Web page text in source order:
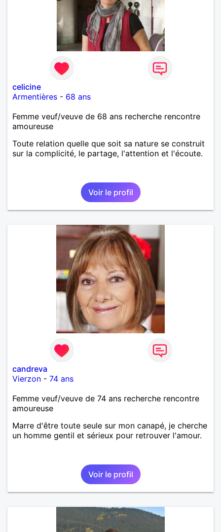
celicine
Armentières - 68 ans
Femme veuf/veuve de 68 ans recherche rencontre
amoureuse
Toute relation quelle que soit sa nature se construit
sur la complicité, le partage, l'attention et l'écoute.
Voir le profil
candreva
Vierzon - 74 ans
Femme veuf/veuve de 74 ans recherche rencontre
amoureuse
Marre d'être toute seule sur mon canapé, je cherche
un homme gentil et sérieux pour retrouver l'amour.
Voir le profil